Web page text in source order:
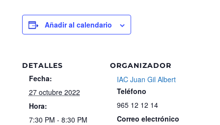
Añadir al calendario
DETALLES
Fecha:
27 octubre 2022
Hora:
7:30 PM - 8:30 PM
ORGANIZADOR
IAC Juan Gil Albert
Teléfono
965 12 12 14
Correo electrónico